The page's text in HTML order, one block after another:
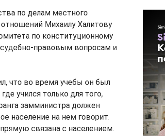
по делам местного
Михаилу Халитову
по конституционному
судебно-правовым вопросам и
что во время учебы он был
учился только для того,
замминистра должен
население на нем говорит.
связана с населением.